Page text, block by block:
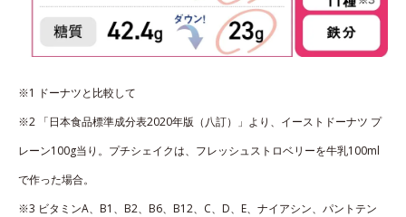
※1 ドーナツと比較して
※2 「日本食品標準成分表2020年版（八訂）」より、イーストドーナツ プ
レーン100g当り。プチシェイクは、フレッシュストロベリーを牛乳100ml
で作った場合。
※3 ビタミンA、B1、B2、B6、B12、C、D、E、ナイアシン、パントテン